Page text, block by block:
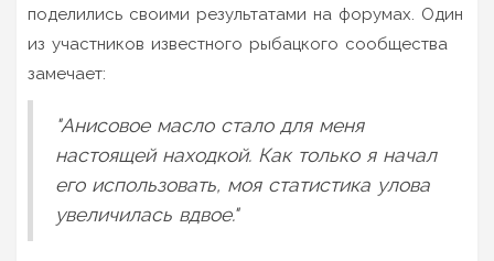
поделились своими результатами на форумах. Один
из участников известного рыбацкого сообщества
замечает:
"Анисовое масло стало для меня
настоящей находкой. Как только я начал
его использовать, моя статистика улова
увеличилась вдвое."